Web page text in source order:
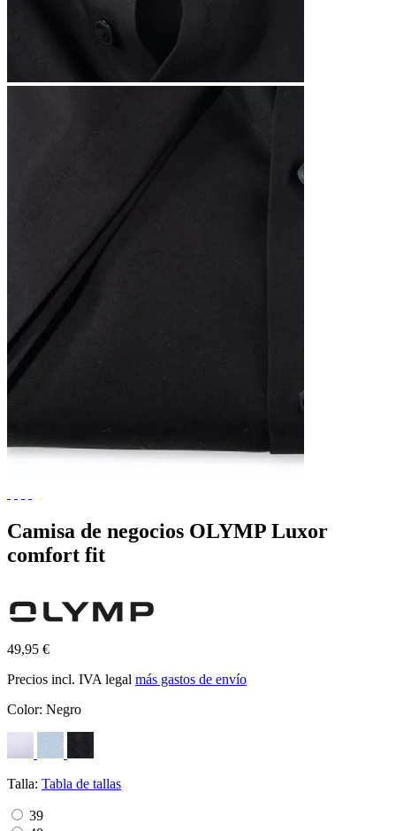
Camisa de negocios OLYMP Luxor
comfort fit
49,95 €
Precios incl. IVA legal más gastos de envío
Color: Negro
Talla: Tabla de tallas
39